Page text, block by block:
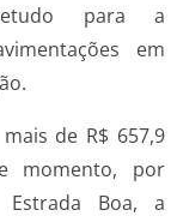
para a
em
de R$ 657,9
momento, por
Boa, a